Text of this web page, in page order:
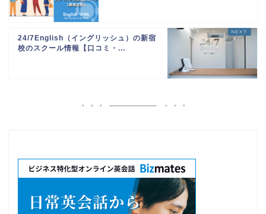
24/7English（イングリッシュ）の新宿
校のスクール情報【口コミ・...